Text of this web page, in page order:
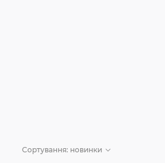
Сортування: новинки